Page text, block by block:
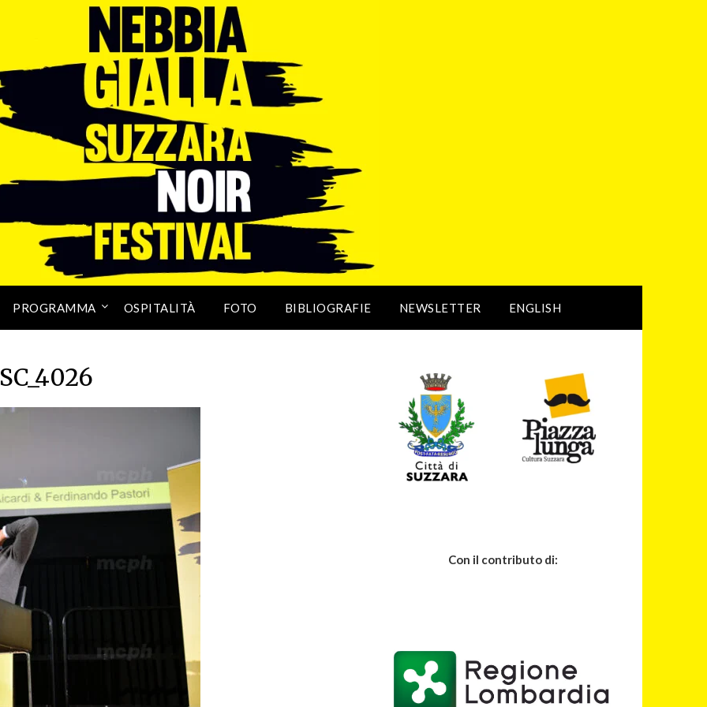
PROGRAMMA OSPITALITÀ FOTO BIBLIOGRAFIE NEWSLETTER ENGLISH
Con il contributo di: